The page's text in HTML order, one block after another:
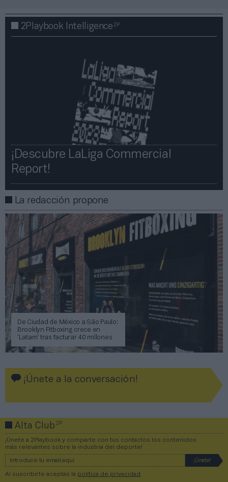
2Playbook Intelligence2P
¡Descubre LaLiga Commercial
Report!​​
La redacción propone
De Ciudad de México a São Paulo:
Brooklyn Fitboxing crece en
‘Latam’ tras facturar 40 millones
¡Únete a la conversación!
Alta Club2P
¡Únete a 2Playbook y comparte con tus contactos los contenidos
más relevantes sobre la industria del deporte!
Al suscribirte aceptas la política de privacidad